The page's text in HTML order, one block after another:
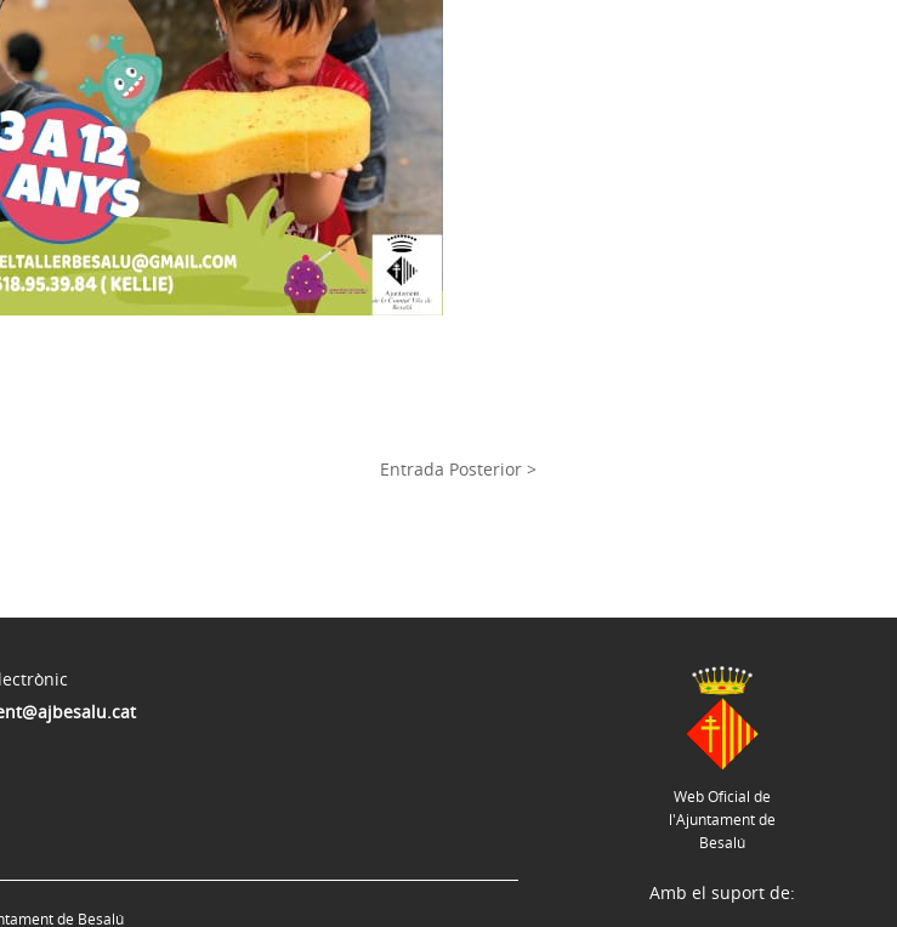
Entrada Posterior >
Web Oficial de
l'Ajuntament de
Besalú
de Besalú
Amb el suport de: